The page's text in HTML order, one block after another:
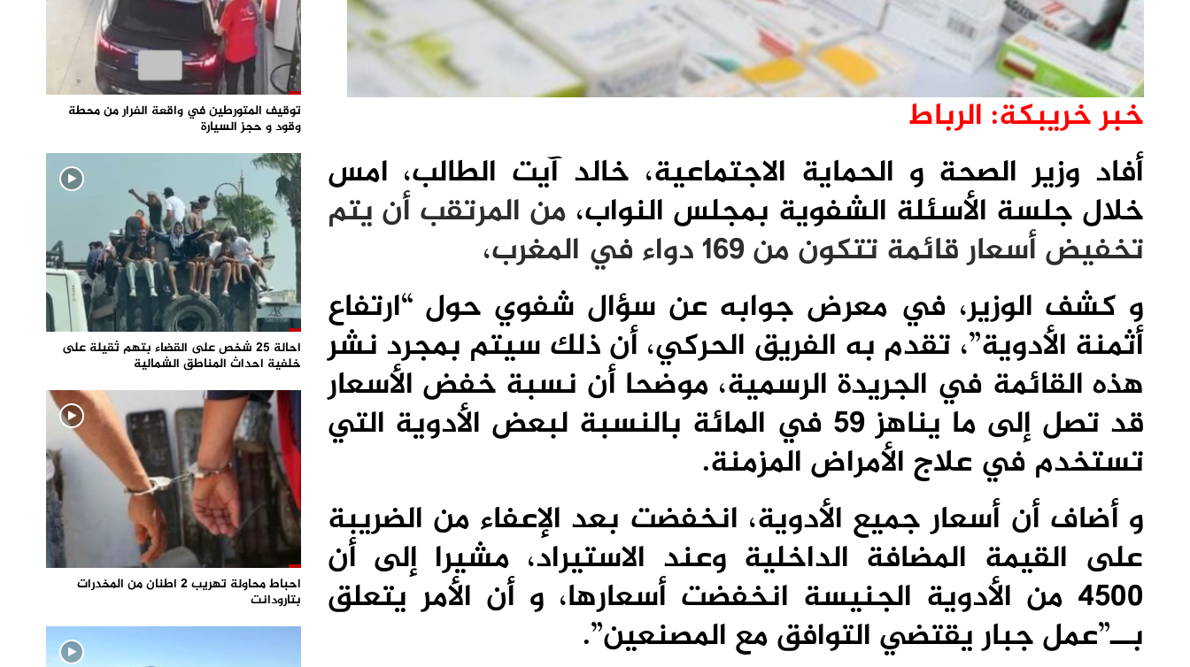
خبر خريبكة: الرباط
أفاد وزير الصحة و الحماية الاجتماعية، خالد آيت الطالب، امس
خلال جلسة الأسئلة الشفوية بمجلس النواب، من المرتقب أن يتم
تخفيض أسعار قائمة تتكون من 169 دواء في المغرب،
و كشف الوزير، في معرض جوابه عن سؤال شفوي حول “ارتفاع
أثمنة الأدوية”، تقدم به الفريق الحركي، أن ذلك سيتم بمجرد نشر
هذه القائمة في الجريدة الرسمية، موضحا أن نسبة خفض الأسعار
قد تصل إلى ما يناهز 59 في المائة بالنسبة لبعض الأدوية التي
تستخدم في علاج الأمراض المزمنة.
و أضاف أن أسعار جميع الأدوية، انخفضت بعد الإعفاء من الضريبة
على القيمة المضافة الداخلية وعند الاستيراد، مشيرا إلى أن
4500 من الأدوية الجنيسة انخفضت أسعارها، و أن الأمر يتعلق
بــ”عمل جبار يقتضي التوافق مع المصنعين”.
توقيف المتورطين في واقعة الفرار من محطة
وقود و حجز السيارة
احالة 25 شخص على القضاء بتهم ثقيلة على
خلفية احداث المناطق الشمالية
احباط محاولة تهريب 2 اطنان من المخدرات
بتارودانت